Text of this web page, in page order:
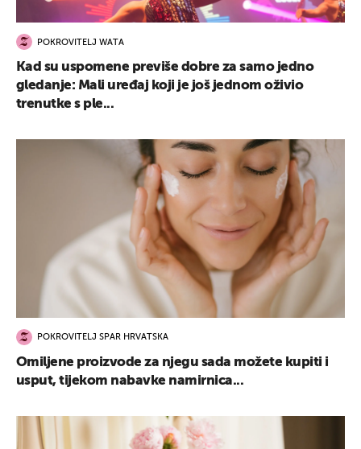
POKROVITELJ WATA
Kad su uspomene previše dobre za samo jedno
gledanje: Mali uređaj koji je još jednom oživio
trenutke s ple...
POKROVITELJ SPAR HRVATSKA
Omiljene proizvode za njegu sada možete kupiti i
usput, tijekom nabavke namirnica...